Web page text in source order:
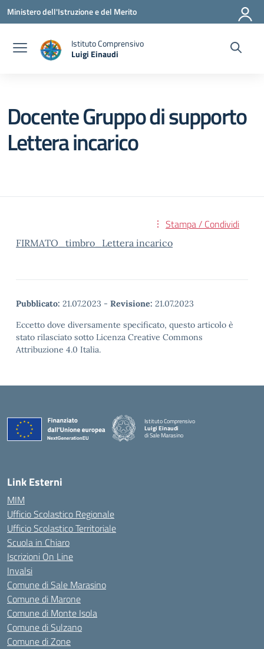
Vai ai contenuti
Vai al menu di navigazione
Vai al footer
Ministero dell'Istruzione e del Merito
Istituto Comprensivo
Luigi Einaudi
— Visita la pagina iniziale della scuola
Docente Gruppo di supporto
Lettera incarico
Stampa / Condividi
FIRMATO_timbro_Lettera incarico
Pubblicato: 21.07.2023 - Revisione: 21.07.2023
Eccetto dove diversamente specificato, questo articolo è
stato rilasciato sotto Licenza Creative Commons
Attribuzione 4.0 Italia.
Istituto Comprensivo
Luigi Einaudi
di Sale Marasino
Link Esterni
MIM
Ufficio Scolastico Regionale
Ufficio Scolastico Territoriale
Scuola in Chiaro
Iscrizioni On Line
Invalsi
Comune di Sale Marasino
Comune di Marone
Comune di Monte Isola
Comune di Sulzano
Comune di Zone